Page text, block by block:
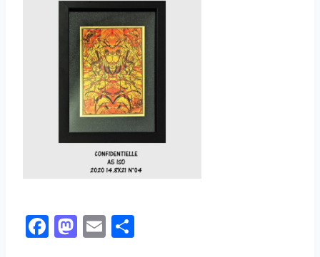
F
M E